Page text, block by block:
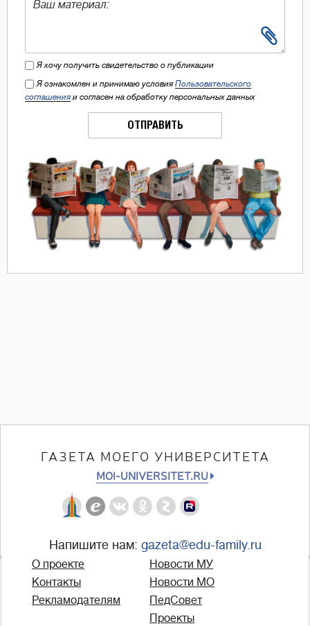
Я хочу получить свидетельство о публикации
Я ознакомлен и принимаю условия Пользовательского
соглашения и согласен на обработку персональных данных
ОТПРАВИТЬ
ГАЗЕТА МОЕГО УНИВЕРСИТЕТА
MOI-UNIVERSITET.RU
Напишите нам: gazeta@edu-family.ru
О проекте
Контакты
Рекламодателям
Новости МУ
Новости МО
ПедСовет
Проекты